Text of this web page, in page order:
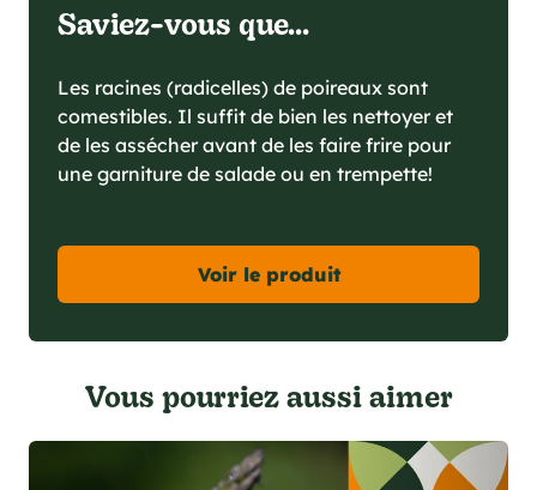
Saviez-vous que...
Les racines (radicelles) de poireaux sont
comestibles. Il suffit de bien les nettoyer et
de les assécher avant de les faire frire pour
une garniture de salade ou en trempette!
Voir le produit
Vous pourriez aussi aimer